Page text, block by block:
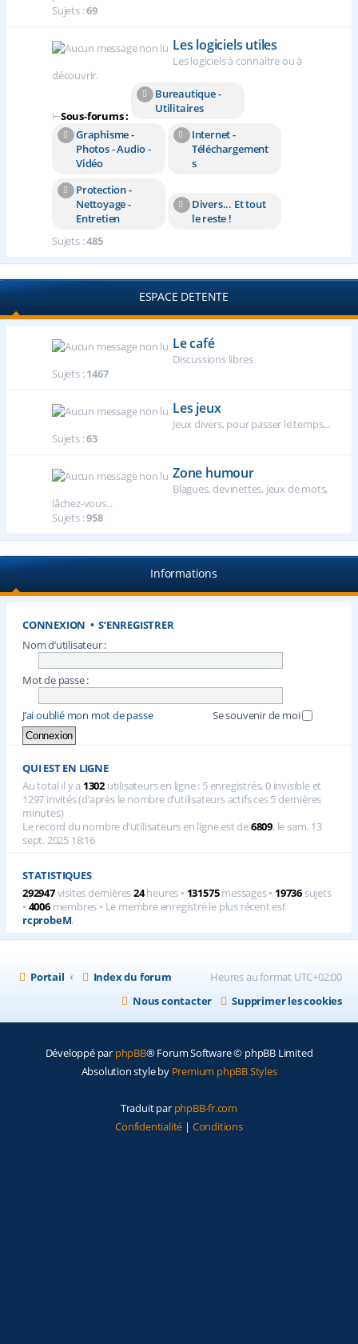
Sujets :69
Les logiciels utiles
Les logiciels à connaître ou à
découvrir.
⊢Sous-forums :
Bureautique -
Utilitaires
Graphisme -
Photos - Audio -
Vidéo
Internet -
Téléchargement
s
Protection -
Nettoyage -
Entretien
Divers... Et tout
le reste !
Sujets :485
ESPACE DETENTE
Le café
Discussions libres
Sujets :1467
Les jeux
Jeux divers, pour passer le temps...
Sujets :63
Zone humour
Blagues, devinettes, jeux de mots,
lâchez-vous...
Sujets :958
Informations
CONNEXION •S’ENREGISTRER
Nom d’utilisateur :
Mot de passe :
J’ai oublié mon mot de passe Se souvenir de moi
QUI EST EN LIGNE
Au total il y a 1302 utilisateurs en ligne : 5 enregistrés, 0 invisible et
1297 invités (d’après le nombre d’utilisateurs actifs ces 5 dernières
minutes)
Le record du nombre d’utilisateurs en ligne est de6809, le sam. 13
sept. 2025 18:16
STATISTIQUES
292947visites dernières24heures • 131575messages • 19736 sujets
• 4006membres • Le membre enregistré le plus récent est
rcprobeM.
Portail Index du forum Heures au format UTC+02:00
Supprimer les cookies
Nous contacter
Développé par phpBB® Forum Software © phpBB Limited
Absolution style by Premium phpBB Styles
Traduit par phpBB-fr.com
Confidentialité | Conditions